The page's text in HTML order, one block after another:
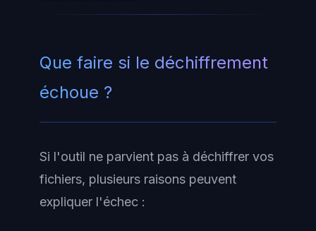
Que faire si le déchiffrement
échoue ?
Si l'outil ne parvient pas à déchiffrer vos
fichiers, plusieurs raisons peuvent
expliquer l'échec :